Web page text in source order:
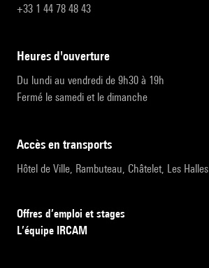
+33 1 44 78 48 43
heures d'ouverture
Du lundi au vendredi de 9h30 à 19h
Fermé le samedi et le dimanche
accès en transports
Hôtel de Ville, Rambuteau, Châtelet, Les Halles
Offres d’emploi et stages
L’équipe IRCAM